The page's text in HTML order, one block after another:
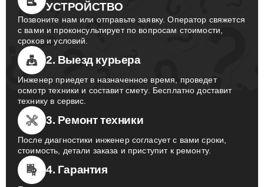
УСТРОЙСТВО
Позвоните нам или отправьте заявку. Оператор свяжется
с вами и проконсультирует по вопросам стоимости,
сроков и условий.
2. Выезд курьера
Инженер приедет в назначенное время, проведет
осмотр техники и составит смету. Бесплатно доставит
технику в сервис.
3. Ремонт техники
После диагностики инженер согласует с вами сроки,
стоимость, детали заказа и приступит к ремонту.
4. Гарантия